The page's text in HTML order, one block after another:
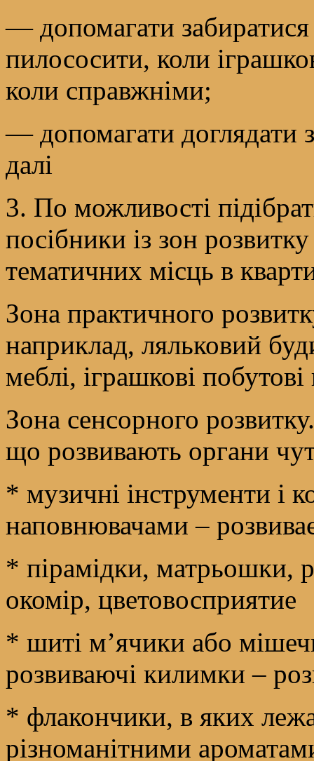
— допомагати
пилососити, коли
коли справжніми;
— допомагати доглядати
далі
3. По можливості
посібники із зон
тематичних місць в
Зона практичного
наприклад, ляльковий
меблі, іграшкові
Зона сенсорного
що розвивають органи
* музичні інструменти і
наповнювачами –
* пірамідки, матрьошки,
окомір, цветовосприятие
* шиті м’ячики або
розвиваючі килимки –
* флакончики, в яких
різноманітними